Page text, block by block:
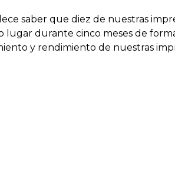
saber que diez de nuestras
lugar durante cinco meses de
y rendimiento de nuestras